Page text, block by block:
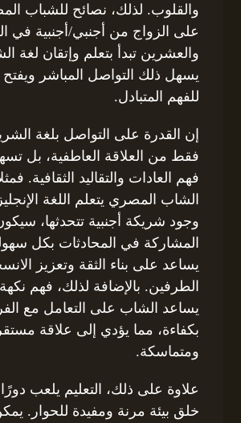
والقلوب. لذلك، نصائح للشباب
على الزواج من أجنبي/أجنبية في
والعشرين تبدأ بتعلم وإتقان لغة
يسهل ذلك التواصل المباشر ويفتح
للفهم المتبادل.
إن القدرة على التواصل بلغة
فقط من العلاقة العاطفية، بل
فهم العادات والتقاليد الثقافية.
الشاب المصري يتعلم اللغة
وجود شريكة أجنبية تتحدثها،
المشاركة في المحادثات بكل
يساعد على بناء الثقة وتعزيز
الطرفين. بالإضافة لذلك، فهم نكهة
يساعد الشاب على التعامل مع
بكفاءة، مما يؤدي إلى علاقة
ومتماسكة.
علاوة على ذلك، التعليم يلعب
خلق بيئة مرنة ومفيدة للحوار.